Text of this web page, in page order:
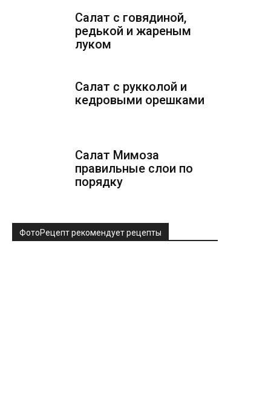
Салат с говядиной,
редькой и жареным
луком
Салат с рукколой и
кедровыми орешками
Салат Мимоза
правильные слои по
порядку
ФотоРецепт рекомендует рецепты